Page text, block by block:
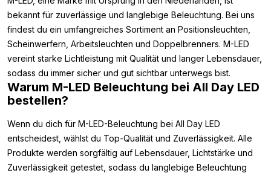
bekannt für zuverlässige und langlebige Beleuchtung. Bei uns
findest du ein umfangreiches Sortiment an Positionsleuchten,
Scheinwerfern, Arbeitsleuchten und Doppelbrenners. M-LED
vereint starke Lichtleistung mit Qualität und langer Lebensdauer,
sodass du immer sicher und gut sichtbar unterwegs bist.
Warum M-LED Beleuchtung bei All Day LED
bestellen?
Wenn du dich für M-LED-Beleuchtung bei All Day LED
entscheidest, wählst du Top-Qualität und Zuverlässigkeit. Alle
Produkte werden sorgfältig auf Lebensdauer, Lichtstärke und
Zuverlässigkeit getestet, sodass du langlebige Beleuchtung